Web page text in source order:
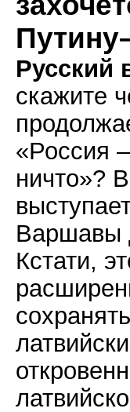
Русский
скажите
«Россия
ничто»?
Варшавы
Кстати,